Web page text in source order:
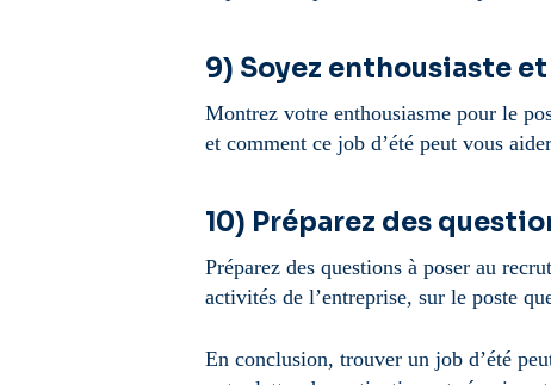
9) Soyez enthousiaste
Montrez votre enthousiasme pour le
et comment ce job d’été peut vous
10) Préparez des
Préparez des questions à poser au
activités de l’entreprise, sur le poste
En conclusion, trouver un job d’été